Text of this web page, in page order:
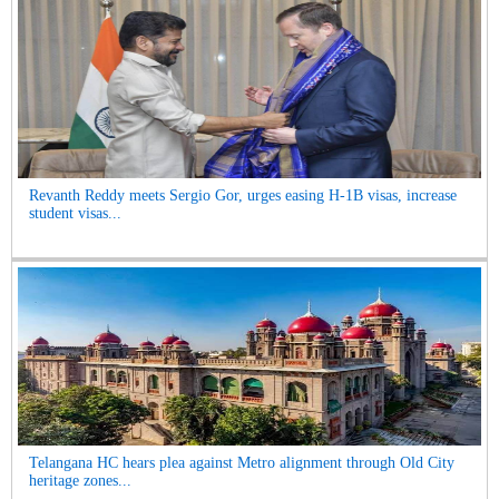
Revanth Reddy meets Sergio Gor, urges easing H-1B visas, increase
student visas...
Telangana HC hears plea against Metro alignment through Old City
heritage zones...